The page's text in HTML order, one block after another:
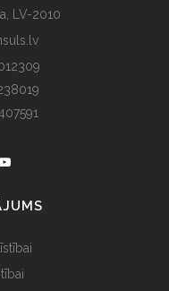
LV-2010